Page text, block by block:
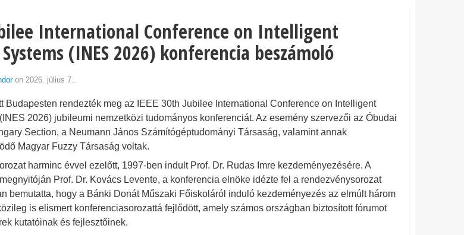
International Conference on Intelligent
(INES 2026) konferencia beszámoló
on 2026. július 7..
Budapesten rendezték meg az IEEE 30th Jubilee International Conference on Intelligent
2026) jubileumi nemzetközi tudományos konferenciát. Az esemény szervezői az Óbudai
Section, a Neumann János Számítógéptudományi Társaság, valamint annak
Magyar Fuzzy Társaság voltak.
harminc évvel ezelőtt, 1997-ben indult Prof. Dr. Rudas Imre kezdeményezésére. A
Prof. Dr. Kovács Levente, a konferencia elnöke idézte fel a rendezvénysorozat
bemutatta, hogy a Bánki Donát Műszaki Főiskoláról induló kezdeményezés az elmúlt három
is elismert konferenciasorozattá fejlődött, amely számos országban biztosított fórumot
kutatóinak és fejlesztőinek.